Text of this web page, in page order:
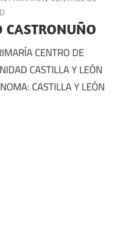
CASTRONUÑO
CENTRO DE
CASTILLA Y LEÓN
CASTILLA Y LEÓN